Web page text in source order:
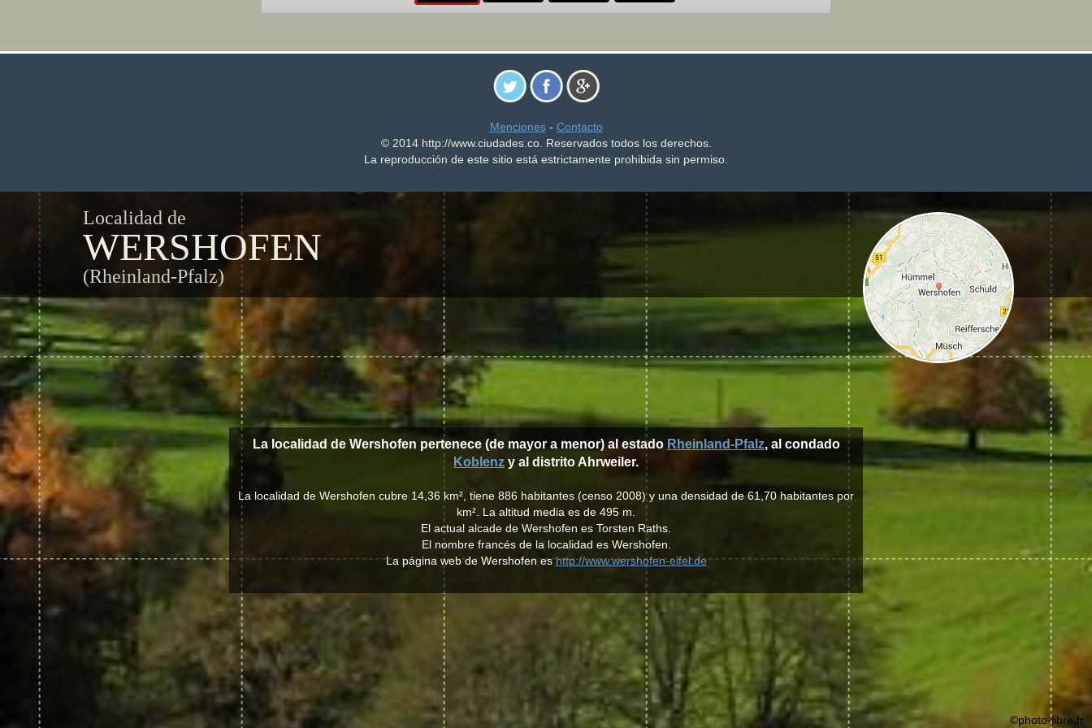
Menciones- Contacto
© 2014 http://www.ciudades.co. Reservados todos los derechos.
La reproducción de este sitio está estrictamente prohibida sin permiso.
Localidad de
WERSHOFEN
(Rheinland-Pfalz)
La localidad de Wershofen pertenece (de mayor a menor) al estado Rheinland-Pfalz, al condado
Koblenz y al distrito Ahrweiler.
La localidad de Wershofen cubre 14,36 km², tiene 886 habitantes (censo 2008) y una densidad de 61,70 habitantes por
km². La altitud media es de 495 m.
El actual alcade de Wershofen es Torsten Raths.
El nombre francés de la localidad es Wershofen.
La página web de Wershofen eshttp://www.wershofen-eifel.de
©photo-libre.fr